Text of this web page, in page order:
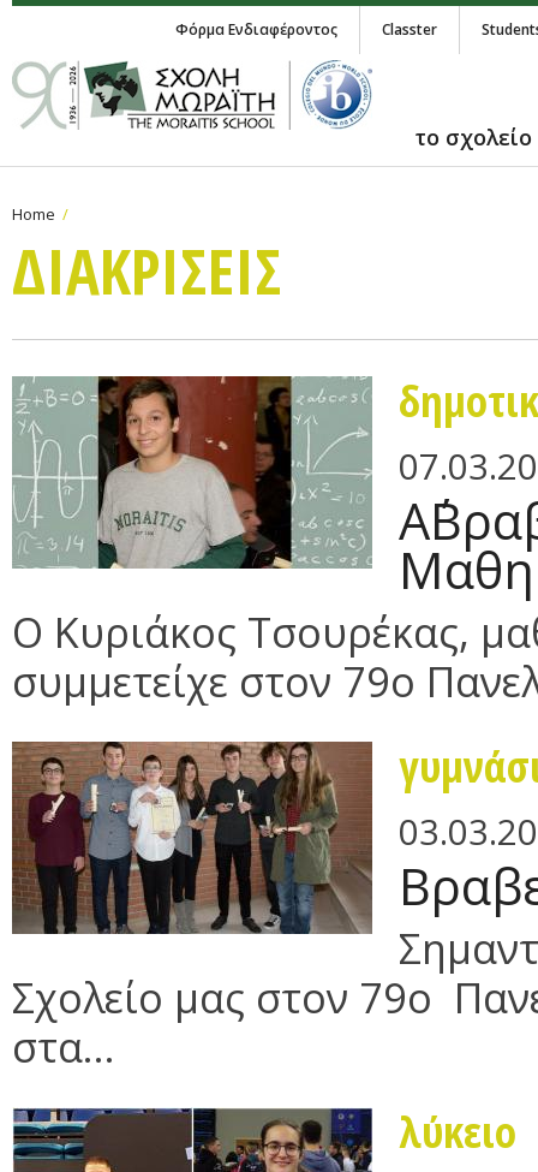
Φόρμα Ενδιαφέροντος Classter
το σχολείο
Home
ΔΙΑΚΡΙΣΕΙΣ
Ο Κυριάκος Τσουρέκας,
συμμετείχε στον 79ο
Σχολείο μας στον 79ο
στα...
λύκειο